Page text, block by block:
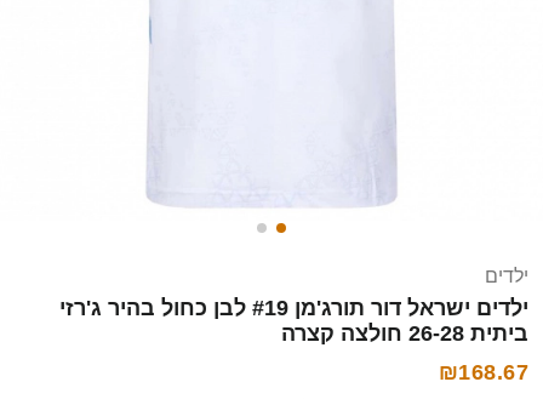
ילדים
ילדים ישראל דור תורג'מן #19 לבן כחול בהיר ג'רזי
ביתית 26-28 חולצה קצרה
₪168.67